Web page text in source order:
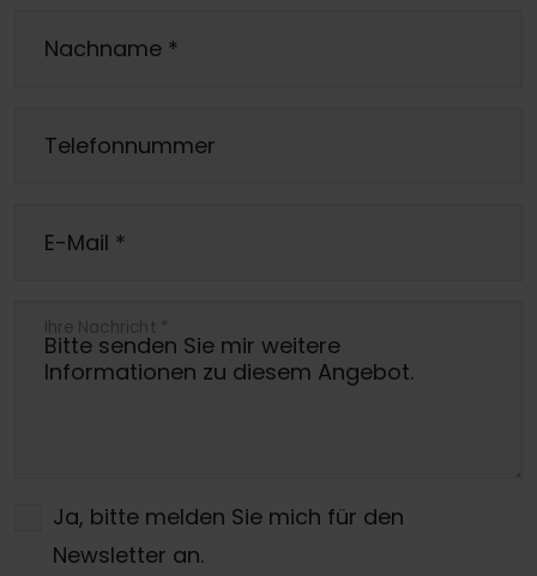
Nachname *
Telefonnummer
E-Mail *
Ihre Nachricht *
Ja, bitte melden Sie mich für den
Newsletter an.